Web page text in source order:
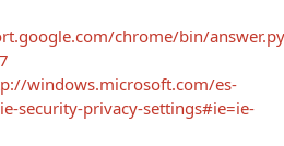
chrome/bin/
windows.microsoft.com/es-
security-privacy-settings#ie=ie-